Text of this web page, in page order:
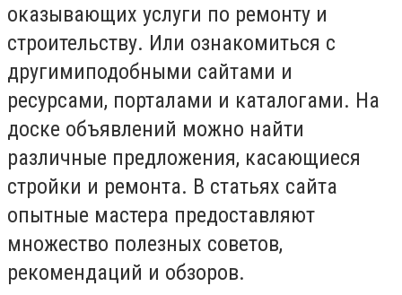
оказывающих услуги по ремонту и
строительству. Или ознакомиться с
другимиподобными сайтами и
ресурсами, порталами и каталогами. На
доске объявлений можно найти
различные предложения, касающиеся
стройки и ремонта. В статьях сайта
опытные мастера предоставляют
множество полезных советов,
рекомендаций и обзоров.